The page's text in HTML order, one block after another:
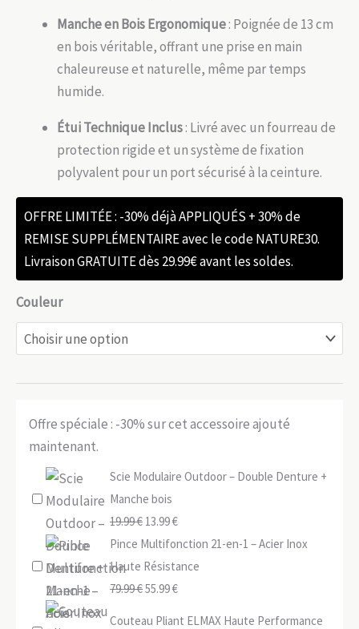
Manche en Bois Ergonomique: Poignée de 13 cm
en bois véritable, offrant une prise en main
chaleureuse et naturelle, même par temps
humide.
Étui Technique Inclus: Livré avec un fourreau de
protection rigide et un système de fixation
polyvalent pour un port sécurisé à la ceinture.
OFFRE LIMITÉE : -30% déjà APPLIQUÉS + 30% de
REMISE SUPPLÉMENTAIRE avec le code NATURE30.
Livraison GRATUITE dès 29.99€ avant les soldes.
Couleur
Offre spéciale : -30% sur cet accessoire ajouté
maintenant.
Scie Modulaire Outdoor – Double Denture +
Manche bois
19.99€ Le
prix
initial
était :
13.99€Le
prix
actuel
est :
Pince Multifonction 21-en-1 – Acier Inox
Haute Résistance
79.99€Le
55.99€Le
Couteau Pliant ELMAX Haute Performance